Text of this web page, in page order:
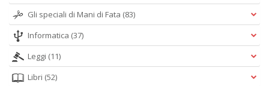
Gli speciali di Mani di Fata (83)
Informatica (37)
Leggi (11)
Libri (52)